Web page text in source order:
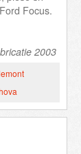
Focus.
2003